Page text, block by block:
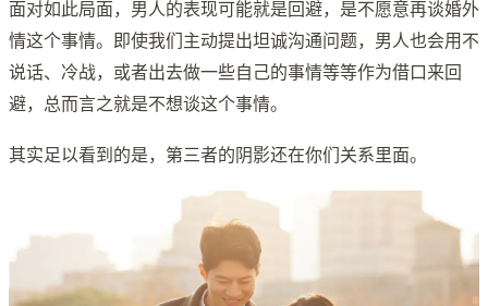
面对如此局面，男人的表现可能就是回避，是不愿意再谈婚外
情这个事情。即使我们主动提出坦诚沟通问题，男人也会用不
说话、冷战，或者出去做一些自己的事情等等作为借口来回
避，总而言之就是不想谈这个事情。
其实足以看到的是，第三者的阴影还在你们关系里面。